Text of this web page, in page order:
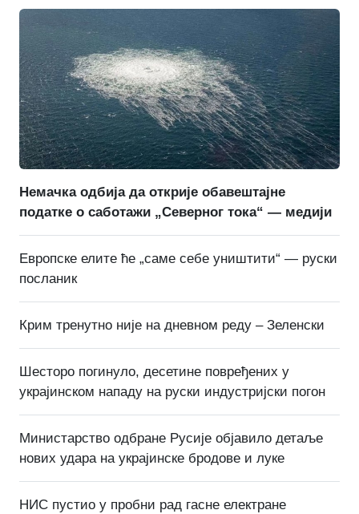
Немачка одбија да открије обавештајне
податке о саботажи „Северног тока“ — медији
Европске елите ће „саме себе уништити“ — руски
посланик
Крим тренутно није на дневном реду – Зеленски
Шесторо погинуло, десетине повређених у
украјинском нападу на руски индустријски погон
Министарство одбране Русије објавило детаље
нових удара на украјинске бродове и луке
НИС пустио у пробни рад гасне електране